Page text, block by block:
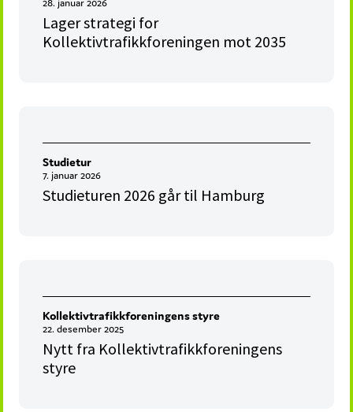
28. januar 2026
Lager strategi for
Kollektivtrafikkforeningen mot 2035
Studietur
7. januar 2026
Studieturen 2026 går til Hamburg
Kollektivtrafikkforeningens styre
22. desember 2025
Nytt fra Kollektivtrafikkforeningens
styre